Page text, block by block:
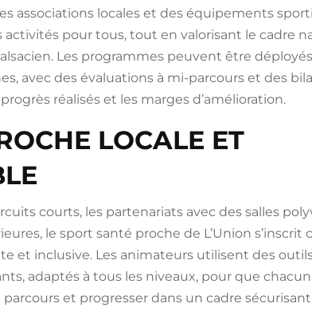
associations locales et des équipements
activités pour tous, tout en valorisant le cadre
Les programmes peuvent être
avec des évaluations à mi-parcours et des
réalisés et les marges d’amélioration.
LOCALE ET
courts, les partenariats avec des salles
le sport santé proche de L’Union s’inscrit
et inclusive. Les animateurs utilisent des
adaptés à tous les niveaux, pour que
et progresser dans un cadre